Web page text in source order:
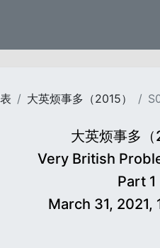
大英烦事多（2015）
大英烦事多（
Very British
Part 1
March 31, 2021,